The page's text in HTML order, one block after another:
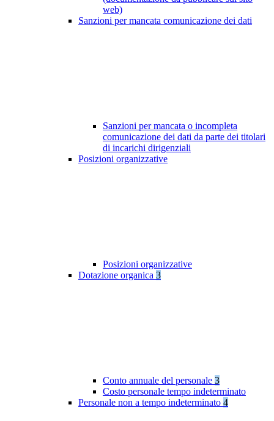
web)
Sanzioni per mancata comunicazione dei dati
Sanzioni per mancata o incompleta
comunicazione dei dati da parte dei titolari
di incarichi dirigenziali
Posizioni organizzative
Posizioni organizzative
Dotazione organica 3
Conto annuale del personale 3
Costo personale tempo indeterminato
Personale non a tempo indeterminato 4